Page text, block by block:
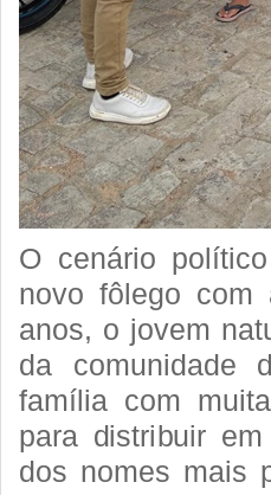
O cenário
novo fôlego com
anos, o jovem
da comunidade
família com
para distribuir
dos nomes mais